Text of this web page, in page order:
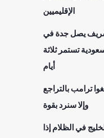
الإقليميين
شريف يصل جدة في
تستمر ثلاثة
أيام
ترامب بالتراجع
وإلا سنرد بقوة
في الظلام إذا